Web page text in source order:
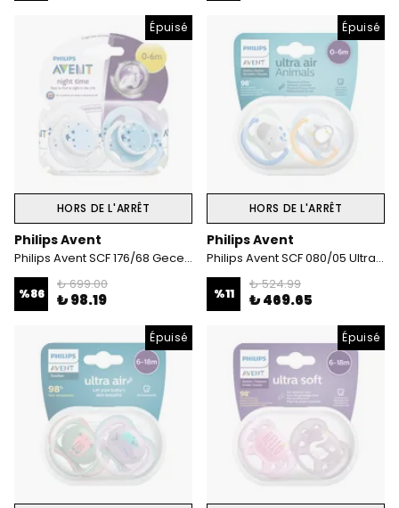
Épuisé
HORS DE L'ARRÊT
Philips Avent
Philips Avent SCF 176/68 Gece Emziği 2'li 0-6 ay
%86
₺ 699.00
₺ 98.19
Épuisé
HORS DE L'ARRÊT
Philips Avent
Philips Avent SCF 080/05 Ultra Air Emzik 0-6 Ay Erkek
%11
₺ 524.99
₺ 469.65
Épuisé Épuisé